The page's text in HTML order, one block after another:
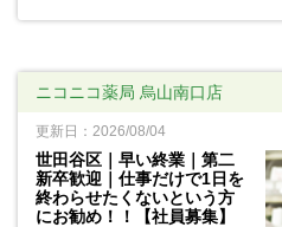
ニコニコ薬局 烏山南口店
更新日：2026/08/04
世田谷区｜早い終業｜第二
新卒歓迎｜仕事だけで1日を
終わらせたくないという方
にお勧め！！【社員募集】